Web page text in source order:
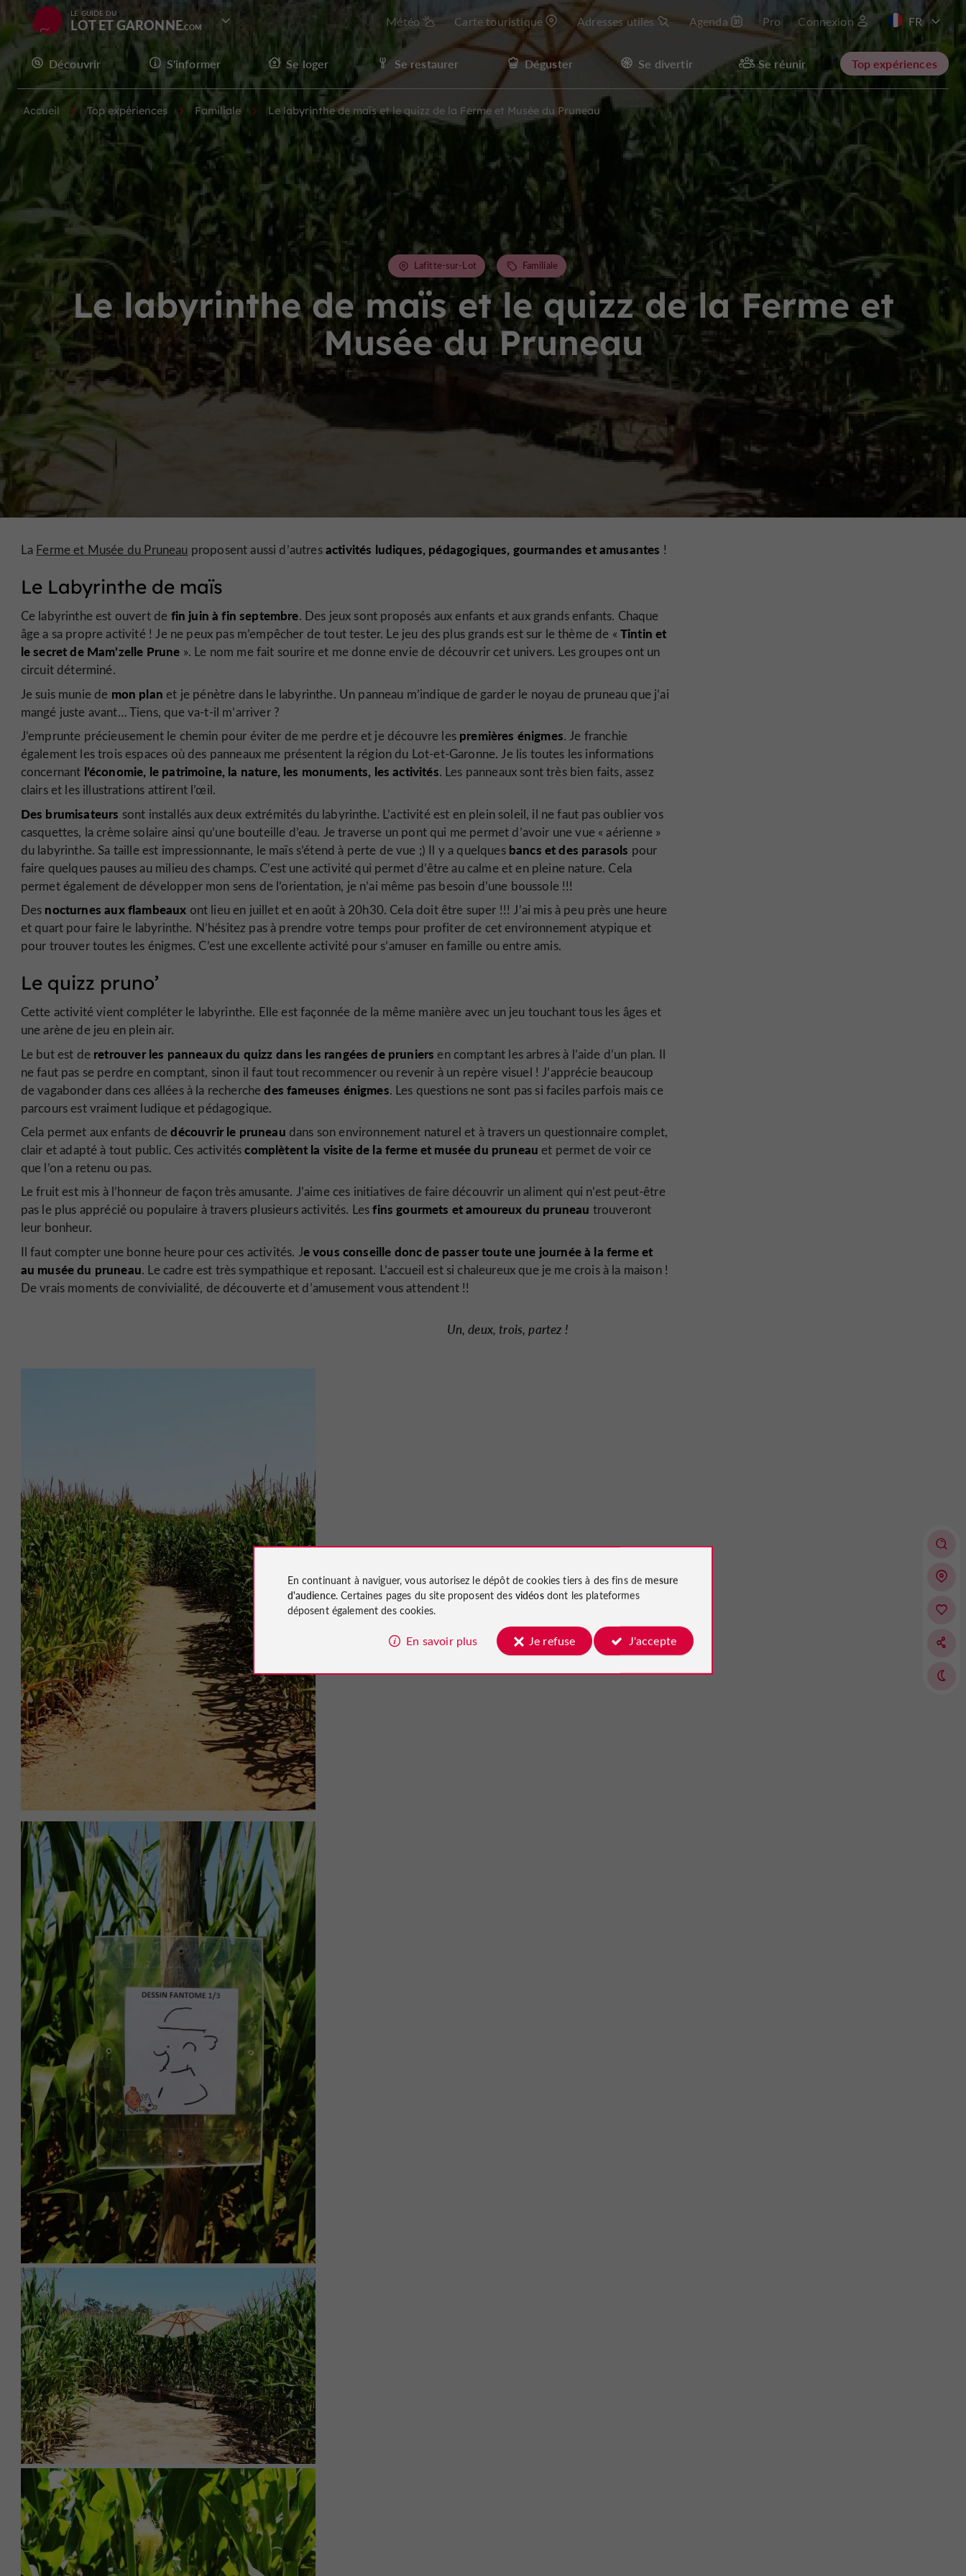
LE GUIDE DU
LOT ET GARONNE Météo Carte touristique Adresses utiles Agenda Pro Connexion
EN
Découvrir S'informer Se loger Se restaurer Déguster Se divertir Se réunir Top expériences
Accueil Top expériences Familiale Le labyrinthe de maïs et le quizz de la Ferme et Musée du Pruneau
Le labyrinthe de maïs et le quizz de la Ferme et
Musée du Pruneau
Lafitte-sur-Lot Familiale
La Ferme et Musée du Pruneau proposent aussi d’autresactivités ludiques, pédagogiques, gourmandes et amusantes !
Le Labyrinthe de maïs
Ce labyrinthe est ouvert de fin juin à fin septembre. Des jeux sont proposés aux enfants et aux grands enfants. Chaque
âge a sa propre activité ! Je ne peux pas m’empêcher de tout tester. Le jeu des plus grands est sur le thème de « Tintin et
le secret de Mam’zelle Prune ». Le nom me fait sourire et me donne envie de découvrir cet univers. Les groupes ont un
circuit déterminé.
Je suis munie de mon plan et je pénètre dans le labyrinthe. Un panneau m’indique de garder le noyau de pruneau que j’ai
mangé juste avant… Tiens, que va-t-il m’arriver ?
J’emprunte précieusement le chemin pour éviter de me perdre et je découvre les premières énigmes. Je franchie
également les trois espaces où des panneaux me présentent la région du Lot-et-Garonne. Je lis toutes les informations
concernant l’économie, le patrimoine, la nature, les monuments, les activités. Les panneaux sont très bien faits, assez
clairs et les illustrations attirent l’œil.
Des brumisateurs sont installés aux deux extrémités du labyrinthe. L’activité est en plein soleil, il ne faut pas oublier vos
casquettes, la crème solaire ainsi qu’une bouteille d’eau. Je traverse un pont qui me permet d’avoir une vue « aérienne »
du labyrinthe. Sa taille est impressionnante, le maïs s’étend à perte de vue ;) Il y a quelques bancs et des parasols pour
faire quelques pauses au milieu des champs. C’est une activité qui permet d’être au calme et en pleine nature. Cela
permet également de développer mon sens de l’orientation, je n’ai même pas besoin d’une boussole !!!
Des nocturnes aux flambeaux ont lieu en juillet et en août à 20h30. Cela doit être super !!! J’ai mis à peu près une heure
et quart pour faire le labyrinthe. N’hésitez pas à prendre votre temps pour profiter de cet environnement atypique et
pour trouver toutes les énigmes. C’est une excellente activité pour s’amuser en famille ou entre amis.
Le quizz pruno’
Cette activité vient compléter le labyrinthe. Elle est façonnée de la même manière avec un jeu touchant tous les âges et
une arène de jeu en plein air.
Le but est de retrouver les panneaux du quizz dans les rangées de pruniers en comptant les arbres à l’aide d’un plan. Il
ne faut pas se perdre en comptant, sinon il faut tout recommencer ou revenir à un repère visuel ! J’apprécie beaucoup
de vagabonder dans ces allées à la recherchedes fameuses énigmes. Les questions ne sont pas si faciles parfois mais ce
parcours est vraiment ludique et pédagogique.
Cela permet aux enfants dedécouvrir le pruneau dans son environnement naturel et à travers un questionnaire complet,
clair et adapté à tout public. Ces activitéscomplètent la visite de la ferme et musée du pruneau et permet de voir ce
que l’on a retenu ou pas.
Le fruit est mis à l’honneur de façon très amusante. J’aime ces initiatives de faire découvrir un aliment qui n’est peut-être
pas le plus apprécié ou populaire à travers plusieurs activités. Lesfins gourmets et amoureux du pruneau trouveront
leur bonheur.
Il faut compter une bonne heure pour ces activités. Je vous conseille donc de passer toute une journée à la ferme et
au musée du pruneau. Le cadre est très sympathique et reposant. L’accueil est si chaleureux que je me crois à la maison !
De vrais moments de convivialité, de découverte et d’amusement vous attendent !!
Un, deux, trois, partez !
En continuant à naviguer, vous autorisez le dépôt de cookies tiers à des fins de mesure
d'audience. Certaines pages du site proposent des vidéosdont les plateformes
déposent également des cookies.
En savoir plus Je refuse J'accepte